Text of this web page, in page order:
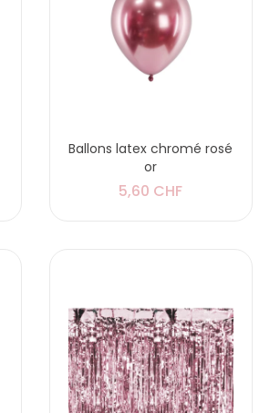
Ballons latex chromé rosé
or
5,60 CHF